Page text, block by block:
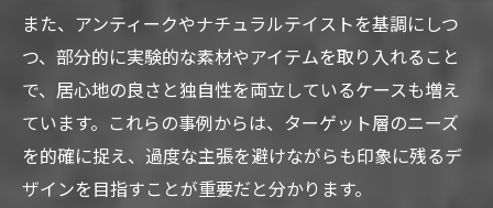
また、アンティークやナチュラルテイストを基調にしつ
つ、部分的に実験的な素材やアイテムを取り入れること
で、居心地の良さと独自性を両立しているケースも増え
ています。これらの事例からは、ターゲット層のニーズ
を的確に捉え、過度な主張を避けながらも印象に残るデ
ザインを目指すことが重要だと分かります。